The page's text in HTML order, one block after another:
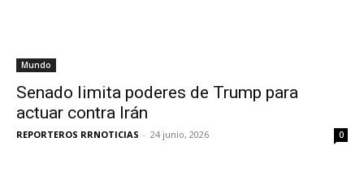
Mundo
Senado limita poderes de Trump para
actuar contra Irán
REPORTEROS RRNOTICIAS - 24 junio, 2026 0